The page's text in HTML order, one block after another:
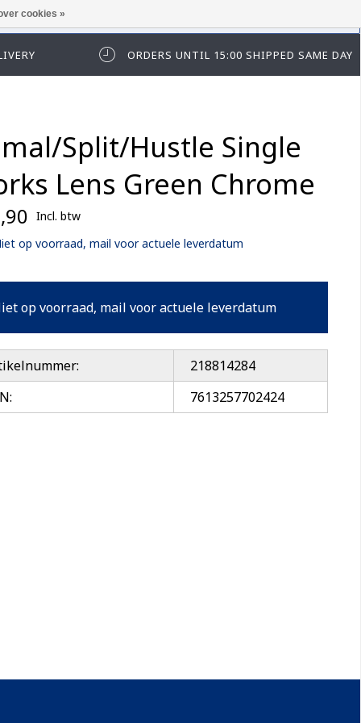
in te loggen of te registeren.
ORDERS UNTIL 15:00 SHIPPED SAME DAY
Split/Hustle Single
Lens Green Chrome
Incl. btw
op voorraad, mail voor actuele leverdatum
op voorraad, mail voor actuele leverdatum
218814284
7613257702424
cookies »